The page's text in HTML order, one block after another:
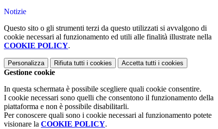
Notizie
Questo sito o gli strumenti terzi da questo utilizzati si avvalgono di
cookie necessari al funzionamento ed utili alle finalità illustrate nella
COOKIE POLICY.
Personalizza Rifiuta tutti i cookies Accetta tutti i cookies
Gestione cookie
In questa schermata è possibile scegliere quali cookie consentire.
I cookie necessari sono quelli che consentono il funzionamento della
piattaforma e non è possibile disabilitarli.
Per conoscere quali sono i cookie necessari al funzionamento potete
visionare la COOKIE POLICY.